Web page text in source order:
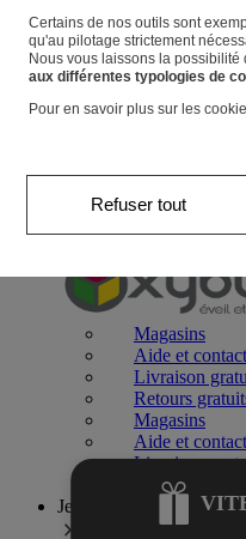
Panier
Favoris
Jeux 0-2 ans
Magasins
Aide et contact
Livraison
Retours
Magasins
Aide et contact
Livraison
Retours
Jeux 2-4 ans
Certains de nos outils sont
qu'au pilotage strictement
Nous vous laissons la possibilité
aux différentes typologies de
Pour en savoir plus sur les
Refuser tout